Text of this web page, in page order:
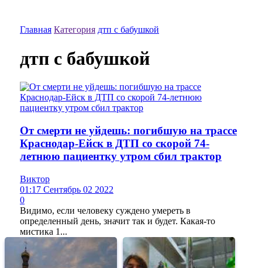
Главная Категория дтп с бабушкой
дтп с бабушкой
От смерти не уйдешь: погибшую на трассе
Краснодар-Ейск в ДТП со скорой 74-
летнюю пациентку утром сбил трактор
Виктор
01:17 Сентябрь 02 2022
0
Видимо, если человеку суждено умереть в
определенный день, значит так и будет. Какая-то
мистика 1...